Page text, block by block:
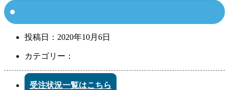
投稿日： 2020年10月6日
カテゴリー：
受注状況一覧はこちら